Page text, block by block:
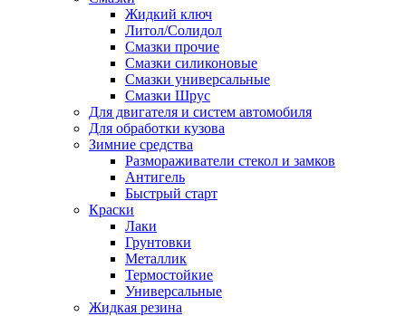
Жидкий ключ
Литол/Солидол
Смазки прочие
Смазки силиконовые
Смазки универсальные
Смазки Шрус
Для двигателя и систем автомобиля
Для обработки кузова
Зимние средства
Размораживатели стекол и замков
Антигель
Быстрый старт
Краски
Лаки
Грунтовки
Металлик
Термостойкие
Универсальные
Жидкая резина